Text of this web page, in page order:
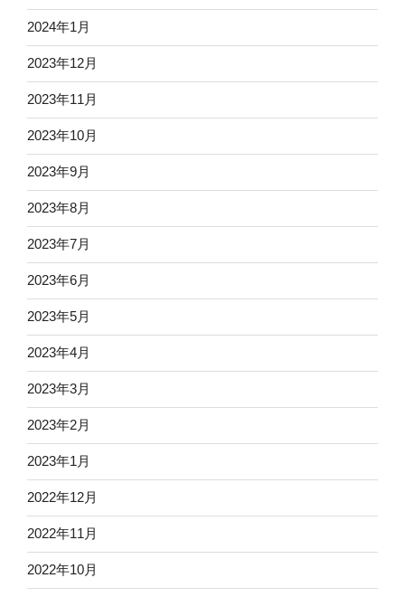
2024年1月
2023年12月
2023年11月
2023年10月
2023年9月
2023年8月
2023年7月
2023年6月
2023年5月
2023年4月
2023年3月
2023年2月
2023年1月
2022年12月
2022年11月
2022年10月